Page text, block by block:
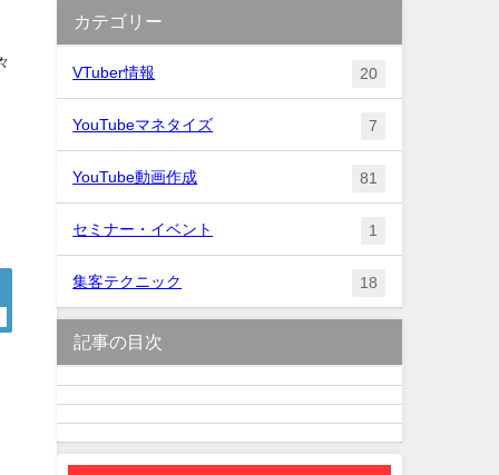
カテゴリー
VTuber情報 20
YouTubeマネタイズ 7
YouTube動画作成 81
セミナー・イベント 1
集客テクニック 18
記事の目次